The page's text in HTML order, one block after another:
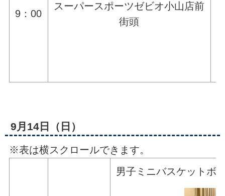
9：00
スーパースポーツゼビオ小山店前
街頭
9月14日（日）
※表は横スクロールできます。
男子ミニバスケットボ